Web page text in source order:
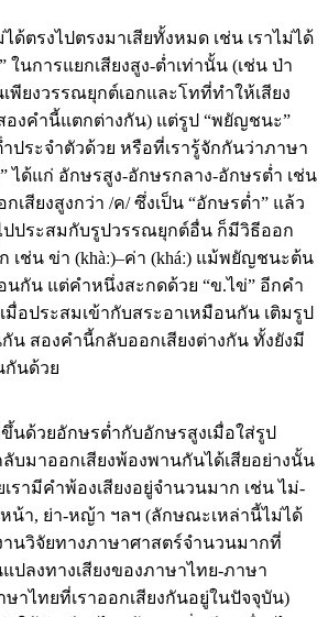
ด้ตรงไปตรงมาเสียทั้งหมด เช่น เราไม่ได้
นการแยกเสียงสูง-ต่ำเท่านั้น (เช่น ป่า
นเพียงวรรณยุกต์เอกและโทที่ทำให้เสียง
งคำนี้แตกต่างกัน) แต่รูป “พยัญชนะ”
ำประจำตัวด้วย หรือที่เรารู้จักกันว่าภาษา
ได้แก่ อักษรสูง-อักษรกลาง-อักษรต่ำ เช่น
กเสียงสูงกว่า /ค/ ซึ่งเป็น “อักษรต่ำ” แล้ว
ปประสมกับรูปวรรณยุกต์อื่น ก็มีวิธีออก
เช่น ข่า (khàː)–ค่า (kháː) แม้พยัญชนะต้น
อนกัน แต่คำหนึ่งสะกดด้วย “ข.ไข่” อีกคำ
มื่อประสมเข้ากับสระอาเหมือนกัน เติมรูป
น สองคำนี้กลับออกเสียงต่างกัน ทั้งยังมี
กันด้วย
นด้วยอักษรต่ำกับอักษรสูงเมื่อใส่รูป
บมาออกเสียงพ้องพานกันได้เสียอย่างนั้น
รามีคำพ้องเสียงอยู่จำนวนมาก เช่น ไม่-
น้า, ย่า-หญ้า ฯลฯ (ลักษณะเหล่านี้ไม่ได้
านวิจัยทางภาษาศาสตร์จำนวนมากที่
ปลงทางเสียงของภาษาไทย-ภาษา
าไทยที่เราออกเสียงกันอยู่ในปัจจุบัน)